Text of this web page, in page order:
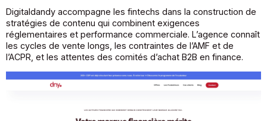
Digitaldandy accompagne les fintechs dans la construction de
stratégies de contenu qui combinent exigences
réglementaires et performance commerciale. L’agence connaît
les cycles de vente longs, les contraintes de l’AMF et de
l’ACPR, et les attentes des comités d’achat B2B en finance.